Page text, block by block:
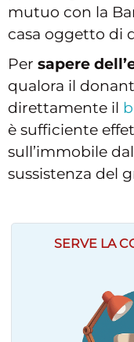
mutuo con la
casa oggetto di
Per sapere
qualora il
direttamente il
è sufficiente
sull’immobile
sussistenza del
SERVE LA